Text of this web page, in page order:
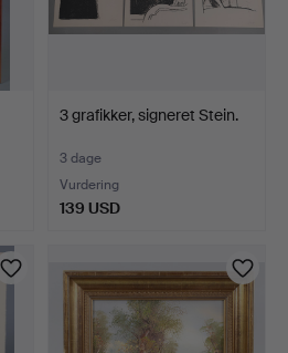
3 grafikker, signeret Stein.
3 dage
Vurdering
139 USD